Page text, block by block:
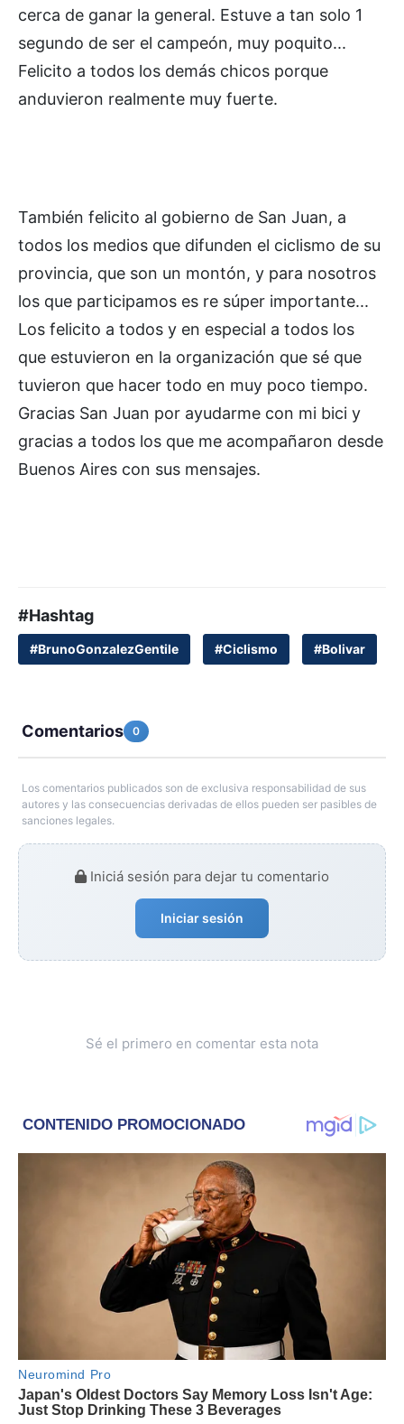
cerca de ganar la general. Estuve a tan solo 1
segundo de ser el campeón, muy poquito...
Felicito a todos los demás chicos porque
anduvieron realmente muy fuerte.
También felicito al gobierno de San Juan, a
todos los medios que difunden el ciclismo de su
provincia, que son un montón, y para nosotros
los que participamos es re súper importante...
Los felicito a todos y en especial a todos los
que estuvieron en la organización que sé que
tuvieron que hacer todo en muy poco tiempo.
Gracias San Juan por ayudarme con mi bici y
gracias a todos los que me acompañaron desde
Buenos Aires con sus mensajes.
#Hashtag
#BrunoGonzalezGentile #Ciclismo #Bolivar
Comentarios 0
Los comentarios publicados son de exclusiva responsabilidad de sus
autores y las consecuencias derivadas de ellos pueden ser pasibles de
sanciones legales.
Iniciá sesión para dejar tu comentario
Iniciar sesión
Sé el primero en comentar esta nota